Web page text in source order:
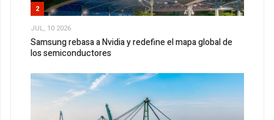
2
JUL, 10 2026
Samsung rebasa a Nvidia y redefine el mapa global de
los semiconductores